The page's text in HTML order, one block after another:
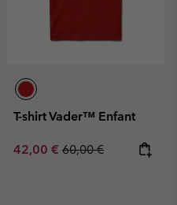
T-shirt Vader™ Enfant
Sale price:
42,00 € Regular price:
60,00 €